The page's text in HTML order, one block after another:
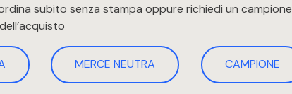
subito senza stampa oppure richiedi un campione
MERCE NEUTRA CAMPIONE